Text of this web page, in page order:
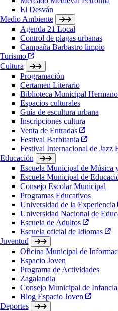
El Desván
Medio Ambiente
Agenda 21 Local
Control de plagas urbanas
Campaña Barbastro limpio
Turismo
Cultura
Programación
Certamen Literario
Biblioteca Municipal
Espacios culturales
Guía de escultura urbana
Inscripciones cultura
Venta de Entradas
Festival Barbitania
Festival Internacional de Jazz
Educación
Escuela Municipal de Música
Escuela Municipal de
Consejo Escolar Municipal
Programas Educativos
Universidad de la Experiencia
Universidad Nacional de
Escuela de Adultos
Escuela oficial de Idiomas
Juventud
Oficina Municipal de
Espacio Joven
Programa de Actividades
Zagalandia
Consejo Municipal de
Blog Espacio Joven
Deportes